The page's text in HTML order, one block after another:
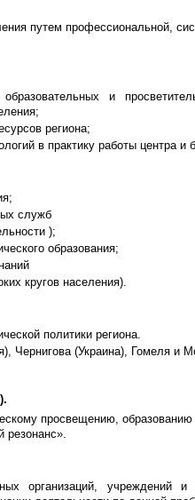
путем профессиональной,
и
региона;
в практику работы центра и
служб
);
образования;
кругов населения).
политики региона.
Чернигова (Украина), Гомеля
просвещению,
резонанс».
организаций, учреждений и